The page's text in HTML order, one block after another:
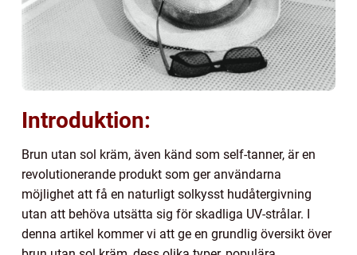
Introduktion:
Brun utan sol kräm, även känd som self-tanner, är en
revolutionerande produkt som ger användarna
möjlighet att få en naturligt solkysst hudåtergivning
utan att behöva utsätta sig för skadliga UV-strålar. I
denna artikel kommer vi att ge en grundlig översikt över